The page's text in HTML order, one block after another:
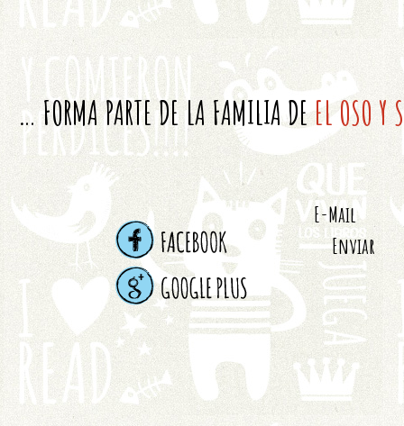
… FORMA PARTE DE LA FAMILIA DEEL OSO Y